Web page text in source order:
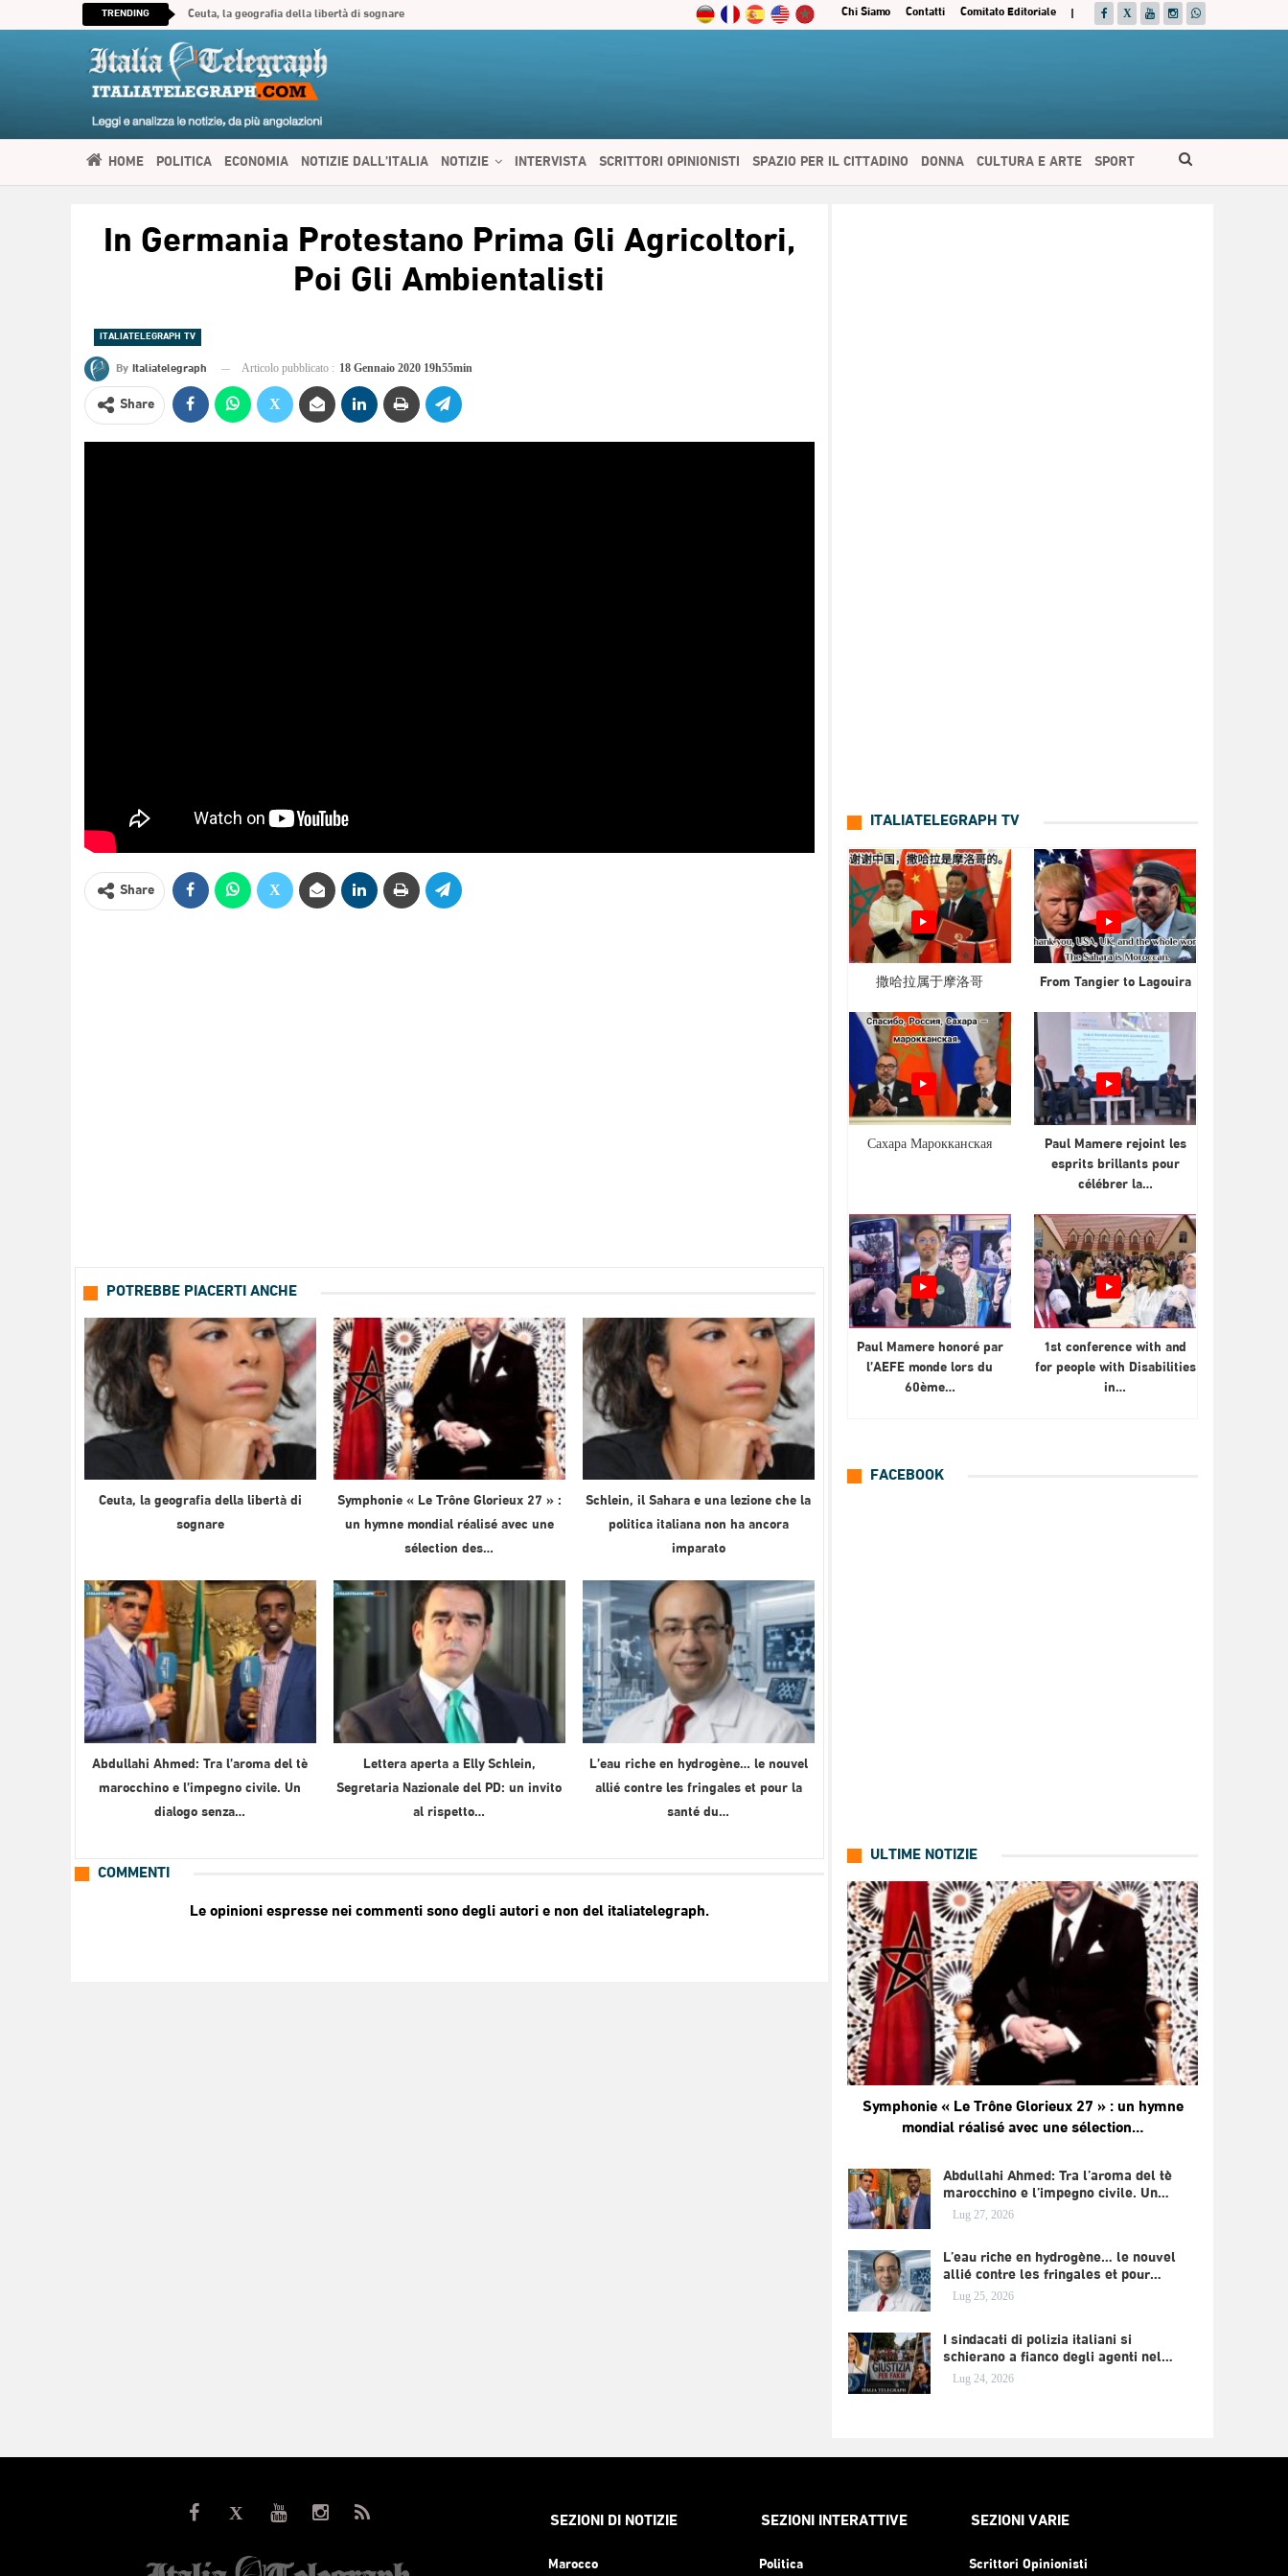
|
Comitato Editoriale
Contatti
Chi Siamo
TRENDING Ceuta, la geografia della libertà di sognare
HOME POLITICA ECONOMIA NOTIZIE DALL’ITALIA NOTIZIE INTERVISTA SCRITTORI OPINIONISTI SPAZIO PER IL CITTADINO DONNA CULTURA E ARTE SPORT
العربية
In Germania Protestano Prima Gli Agricoltori,
Poi Gli Ambientalisti
ITALIATELEGRAPH TV
By Italiatelegraph Articolo pubblicato : 18 Gennaio 2020 19h55min
Share
Share
POTREBBE PIACERTI ANCHE
Ceuta, la geografia della libertà di
sognare
Symphonie « Le Trône Glorieux 27 » :
un hymne mondial réalisé avec une
sélection des…
Schlein, il Sahara e una lezione che la
politica italiana non ha ancora
imparato
Abdullahi Ahmed: Tra l’aroma del tè
marocchino e l’impegno civile. Un
dialogo senza…
Lettera aperta a Elly Schlein,
Segretaria Nazionale del PD: un invito
al rispetto…
L’eau riche en hydrogène… le nouvel
allié contre les fringales et pour la
santé du…
COMMENTI
Le opinioni espresse nei commenti sono degli autori e non del italiatelegraph.
ITALIATELEGRAPH TV
撒哈拉属于摩洛哥 From Tangier to Lagouira
Сахара Марокканская
Paul Mamere rejoint les
esprits brillants pour
célébrer la…
Paul Mamere honoré par
l’AEFE monde lors du
60ème…
1st conference with and
for people with Disabilities
in…
FACEBOOK
ULTIME NOTIZIE
Symphonie « Le Trône Glorieux 27 » : un hymne
mondial réalisé avec une sélection…
Abdullahi Ahmed: Tra l’aroma del tè
marocchino e l’impegno civile. Un…
Lug 27, 2026
L’eau riche en hydrogène… le nouvel
allié contre les fringales et pour…
Lug 25, 2026
I sindacati di polizia italiani si
schierano a fianco degli agenti nel…
Lug 24, 2026
SEZIONI DI NOTIZIE
Marocco
SEZIONI INTERATTIVE
Politica
SEZIONI VARIE
Scrittori Opinionisti